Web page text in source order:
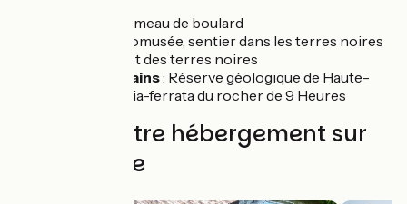
: hameau de boulard
: Ecomusée, sentier dans les terres noires
: spot des terres noires
Digne les Bains: Réserve géologique de Haute-
Provence, Via-ferrata du rocher de 9 Heures
Trouvez votre hébergement sur
cette étape